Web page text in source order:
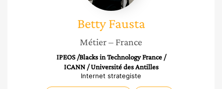
Betty Fausta
Métier– France
IPEOS /Blacks in Technology France /
ICANN / Université des Antilles
Internet strategiste